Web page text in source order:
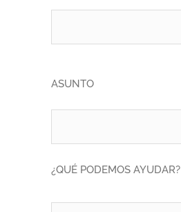
ASUNTO
¿QUÉ PODEMOS AYUDAR?